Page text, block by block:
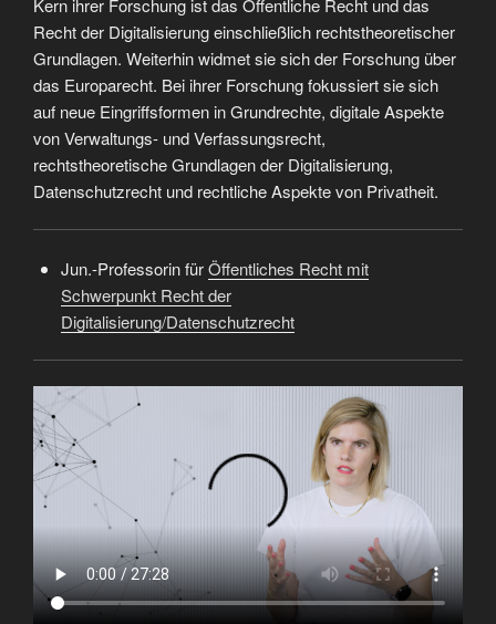
Kern ihrer Forschung ist das Öffentliche Recht und das
Recht der Digitalisierung einschließlich rechtstheoretischer
Grundlagen. Weiterhin widmet sie sich der Forschung über
das Europarecht. Bei ihrer Forschung fokussiert sie sich
auf neue Eingriffsformen in Grundrechte, digitale Aspekte
von Verwaltungs- und Verfassungsrecht,
rechtstheoretische Grundlagen der Digitalisierung,
Datenschutzrecht und rechtliche Aspekte von Privatheit.
Jun.-Professorin fürÖffentliches Recht mit
Schwerpunkt Recht der
Digitalisierung/Datenschutzrecht